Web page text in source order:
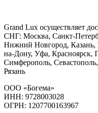
Grand Lux осуществляет
СНГ: Москва, Санкт-
Нижний Новгород, Казань,
на-Дону, Уфа, Красноярск,
Симферополь,
Рязань
ООО «Богема»
ИНН: 9728003028
ОГРН: 1207700163967